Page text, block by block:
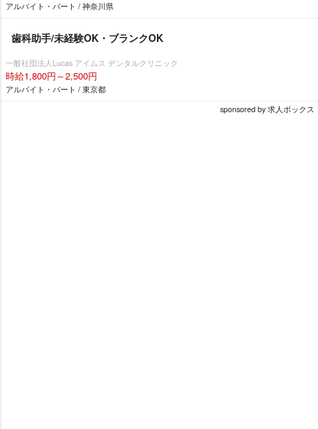
アルバイト・パート / 神奈川県
歯科助手/未経験OK・ブランクOK
一般社団法人Lucas アイムス デンタルクリニック
時給1,800円～2,500円
アルバイト・パート / 東京都
sponsored by 求人ボックス